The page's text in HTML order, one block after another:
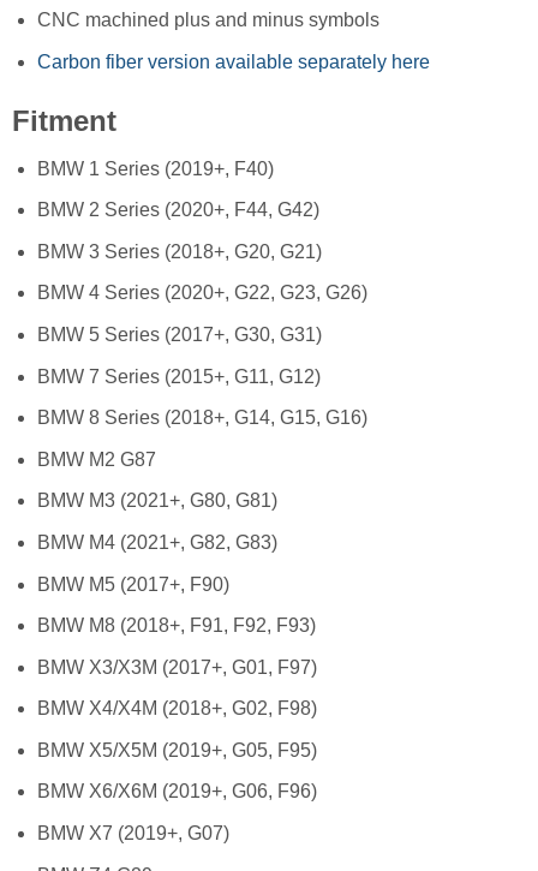
CNC machined plus and minus symbols
Carbon fiber version available separately here
Fitment
BMW 1 Series (2019+, F40)
BMW 2 Series (2020+, F44, G42)
BMW 3 Series (2018+, G20, G21)
BMW 4 Series (2020+, G22, G23, G26)
BMW 5 Series (2017+, G30, G31)
BMW 7 Series (2015+, G11, G12)
BMW 8 Series (2018+, G14, G15, G16)
BMW M2 G87
BMW M3 (2021+, G80, G81)
BMW M4 (2021+, G82, G83)
BMW M5 (2017+, F90)
BMW M8 (2018+, F91, F92, F93)
BMW X3/X3M (2017+, G01, F97)
BMW X4/X4M (2018+, G02, F98)
BMW X5/X5M (2019+, G05, F95)
BMW X6/X6M (2019+, G06, F96)
BMW X7 (2019+, G07)